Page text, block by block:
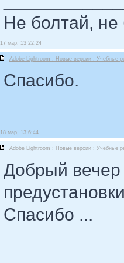
Не болтай, не
17 мар, 13 22:24
Adobe Lightroom : Новые версии : Учебные
Спасибо.
18 мар, 13 6:44
Adobe Lightroom : Новые версии : Учебные
Добрый вечер
Спасибо ...